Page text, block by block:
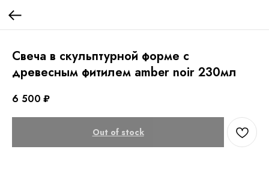
Свеча в скульптурной форме с
древесным фитилем amber noir 230мл
6 500 ₽
Out of stock